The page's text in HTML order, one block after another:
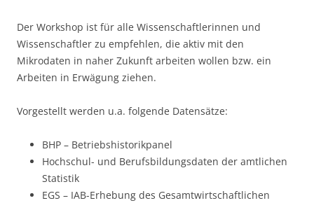
Der Workshop ist für alle Wissenschaftlerinnen und
Wissenschaftler zu empfehlen, die aktiv mit den
Mikrodaten in naher Zukunft arbeiten wollen bzw. ein
Arbeiten in Erwägung ziehen.
Vorgestellt werden u.a. folgende Datensätze:
BHP – Betriebshistorikpanel
Hochschul- und Berufsbildungsdaten der amtlichen
Statistik
EGS – IAB-Erhebung des Gesamtwirtschaftlichen